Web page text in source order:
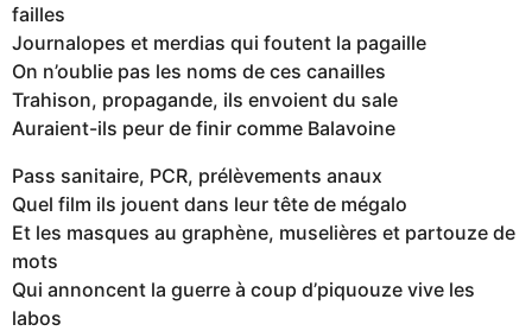
failles
Journalopes et merdias qui foutent la pagaille
On n’oublie pas les noms de ces canailles
Trahison, propagande, ils envoient du sale
Auraient-ils peur de finir comme Balavoine
Pass sanitaire, PCR, prélèvements anaux
Quel film ils jouent dans leur tête de mégalo
Et les masques au graphène, muselières et partouze de
mots
Qui annoncent la guerre à coup d’piquouze vive les
labos